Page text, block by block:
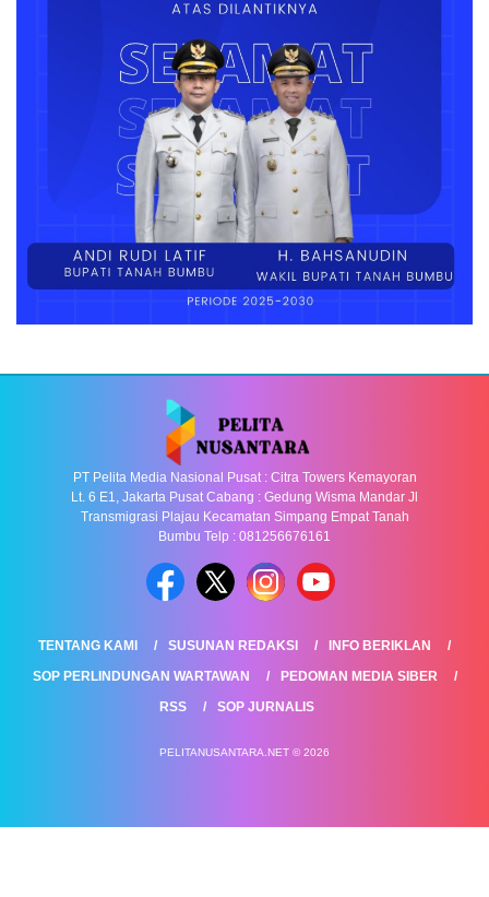
PT Pelita Media Nasional Pusat : Citra Towers Kemayoran
Lt. 6 E1, Jakarta Pusat Cabang : Gedung Wisma Mandar Jl
Transmigrasi Plajau Kecamatan Simpang Empat Tanah
Bumbu Telp : 081256676161
TENTANG KAMI SUSUNAN REDAKSI
INFO BERIKLAN
SOP PERLINDUNGAN WARTAWAN
PEDOMAN MEDIA SIBER
RSS
SOP JURNALIS
PELITANUSANTARA.NET © 2026